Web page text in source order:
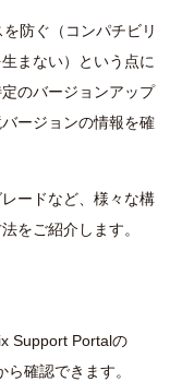
防ぐ（コンパチビリ
まない）という点に
のバージョンアップ
ージョンの情報を確
ードなど、様々な構
をご紹介します。
Support Portalの
確認できます。